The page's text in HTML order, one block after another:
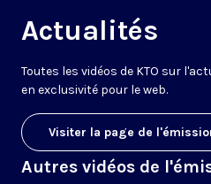
Actualités
Toutes les vidéos de KTO sur
en exclusivité pour le web.
Visiter la page de
Autres vidéos de